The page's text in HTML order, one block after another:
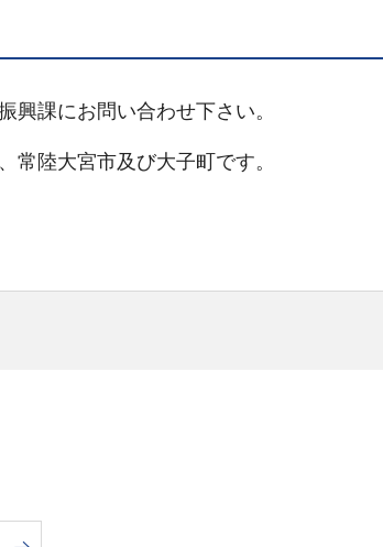
興課にお問い合わせ下さい。
常陸大宮市及び大子町です。